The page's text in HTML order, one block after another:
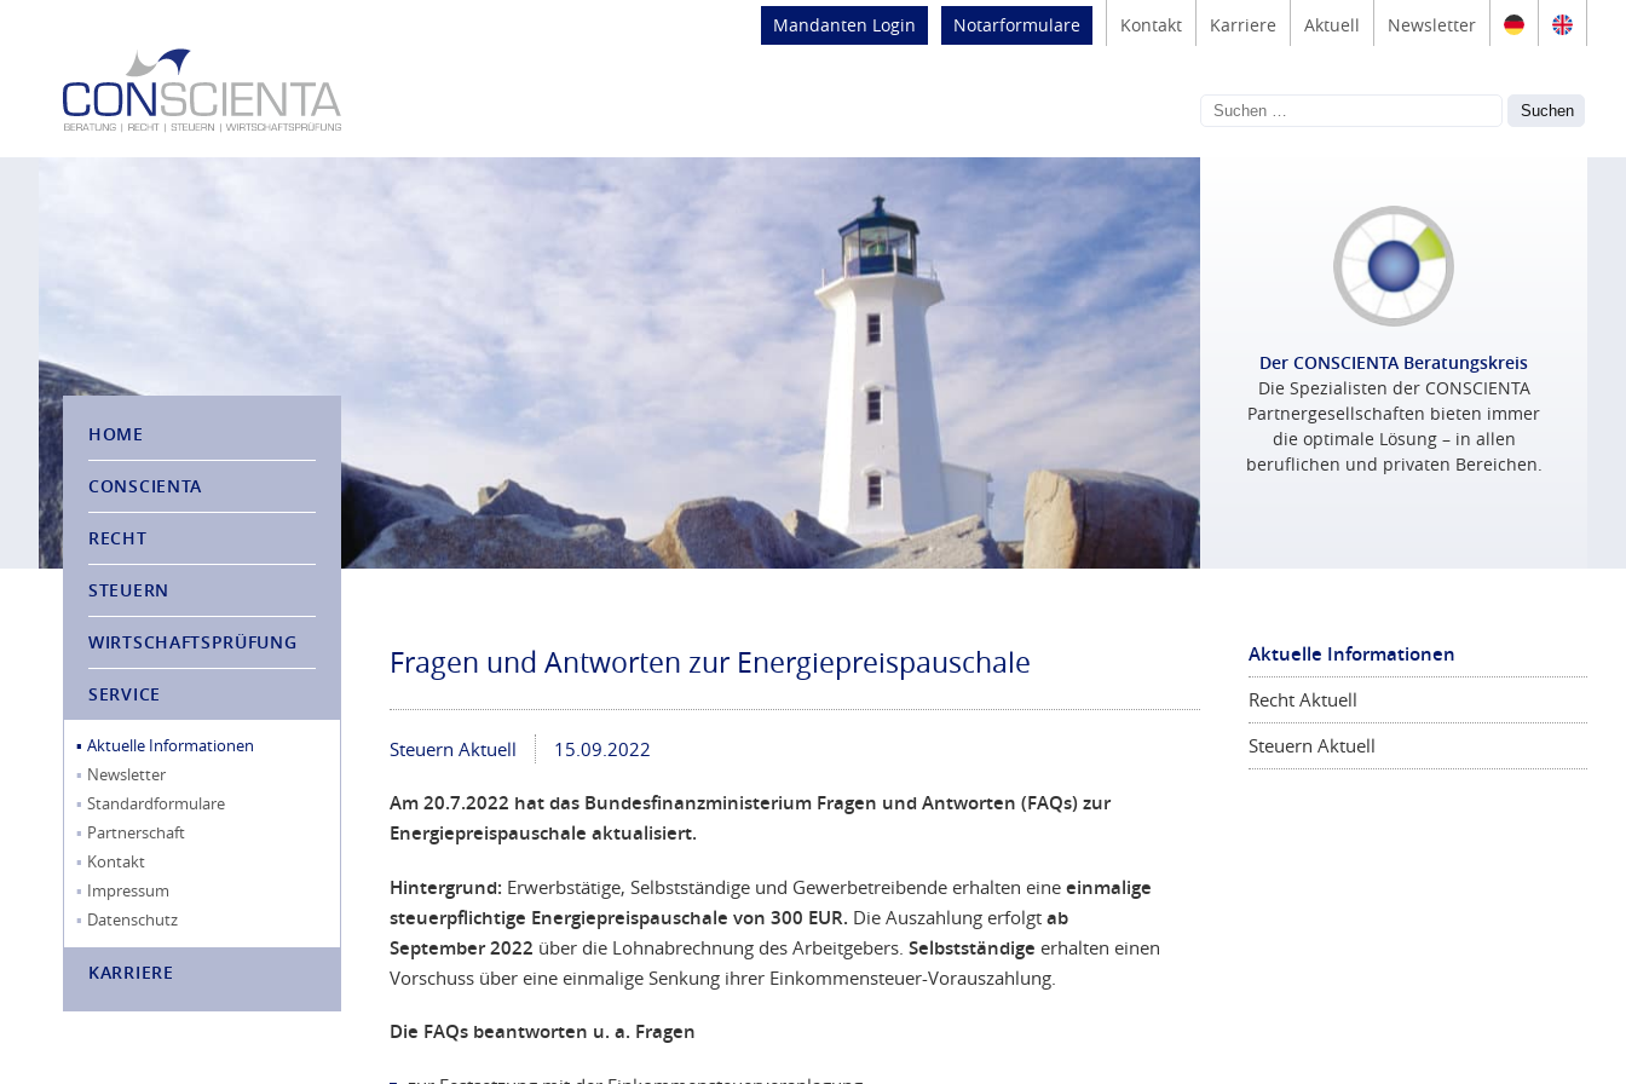
Mandanten Login Notarformulare Kontakt Karriere Aktuell Newsletter
HOME
CONSCIENTA
RECHT
STEUERN
WIRTSCHAFTSPRÜFUNG
SERVICE
Aktuelle Informationen
Newsletter
Standardformulare
Partnerschaft
Kontakt
Impressum
Datenschutz
KARRIERE
Der CONSCIENTA Beratungskreis
Die Spezialisten der CONSCIENTA
Partnergesellschaften bieten immer
die optimale Lösung – in allen
beruflichen und privaten Bereichen.
Fragen und Antworten zur Energiepreispauschale
Steuern Aktuell 15.09.2022
Am 20.7.2022 hat das Bundesfinanzministerium Fragen und Antworten (FAQs) zur
Energiepreispauschale aktualisiert.
Hintergrund: Erwerbstätige, Selbstständige und Gewerbetreibende erhalten eine einmalige
steuerpflichtige Energiepreispauschale von 300 EUR. Die Auszahlung erfolgt ab
September 2022 über die Lohnabrechnung des Arbeitgebers. Selbstständige erhalten einen
Vorschuss über eine einmalige Senkung ihrer Einkommensteuer-Vorauszahlung.
Die FAQs beantworten u. a. Fragen
Aktuelle Informationen
Recht Aktuell
Steuern Aktuell